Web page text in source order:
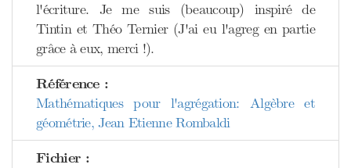
l'écriture. Je me suis (beaucoup) inspiré de
Tintin et Théo Ternier (J'ai eu l'agreg en partie
grâce à eux, merci !).
Référence :
Mathématiques pour l'agrégation: Algèbre et
géométrie, Jean Etienne Rombaldi
Fichier :